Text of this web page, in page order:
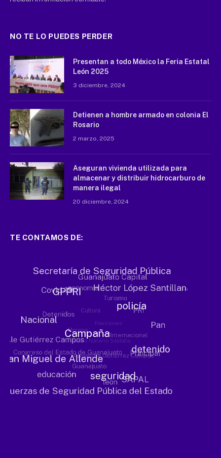
NO TE LO PUEDES PERDER
Presentan a todo México la Feria Estatal
León 2025
3 diciembre, 2024
Detienen a hombre armado en colonia El
Rosario
2 marzo, 2025
Aseguran vivienda utilizada para
almacenar y distribuir hidrocarburo de
manera ilegal
20 diciembre, 2024
TE CONTAMOS DE: